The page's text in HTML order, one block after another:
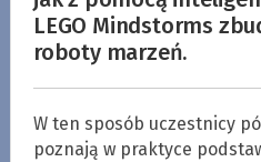
LEGO Mindstorms
roboty marzeń.
W ten sposób uczestnicy
poznają w praktyce